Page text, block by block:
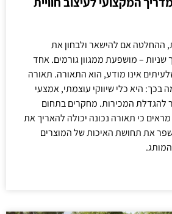
ההחלטה אם להישאר ולבחון את
שניות – מושפעת ממגוון גורמים. אחד
אינו מודע, הוא התאורה. תאורה
בכך: היא כלי שיווקי עוצמתי, אמצעי
להגדלת המכירות. מחקרים בתחום
כי תאורה נכונה יכולה להאריך את
את תחושת האיכות של המוצרים